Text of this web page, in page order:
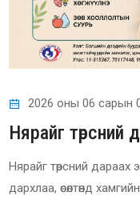
2026 оны 06 сарын
Нярайг төрсний
Нярайг төрсний дараах
дархлаа, өсөлтөнд